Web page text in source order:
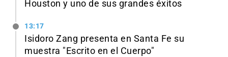
Houston y uno de sus grandes éxitos
13:17
Isidoro Zang presenta en Santa Fe su
muestra "Escrito en el Cuerpo"